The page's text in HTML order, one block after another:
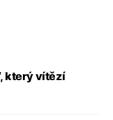
který vítězí